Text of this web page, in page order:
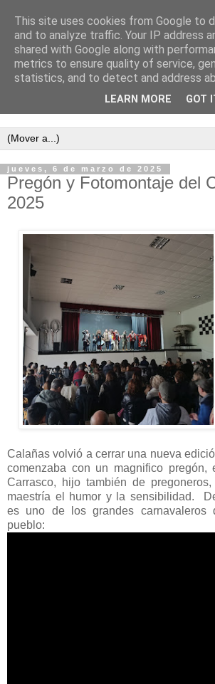
Semanario independiente de Calañas
jueves, 6 de marzo de 2025
Pregón y Fotomontaje del
2025
Calañas volvió a cerrar una nueva
comenzaba con un magnifico pregón,
Carrasco, hijo también de
maestría el humor y la sensibilidad.
es uno de los grandes carnavaleros
pueblo:
This site uses cookies from Google to
and to analyze traffic. Your IP address
shared with Google along with
metrics to ensure quality of service,
statistics, and to detect and address
LEARN MORE GOT